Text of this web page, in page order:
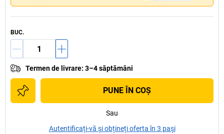
BUC.
Termen de livrare: 3–4 săptămâni
PUNE ÎN COŞ
Sau
Autentificați-vă și obțineți oferta în 3 pași